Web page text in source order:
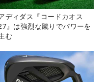
ディダス『コードカオス
』は強烈な蹴りでパワーを
む